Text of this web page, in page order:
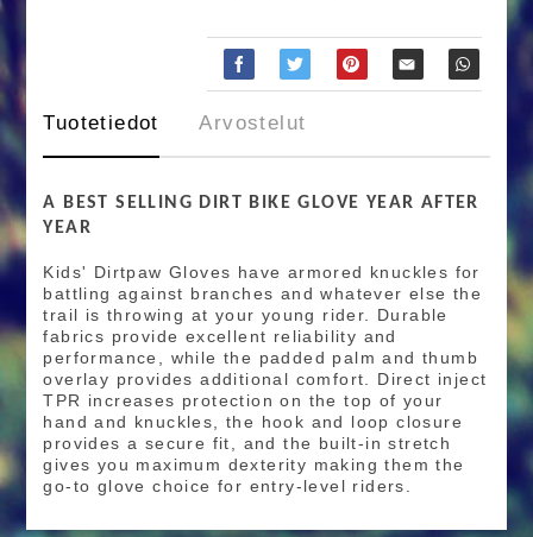
Tuotetiedot Arvostelut
A BEST SELLING DIRT BIKE GLOVE YEAR AFTER
YEAR
Kids' Dirtpaw Gloves have armored knuckles for
battling against branches and whatever else the
trail is throwing at your young rider. Durable
fabrics provide excellent reliability and
performance, while the padded palm and thumb
overlay provides additional comfort. Direct inject
TPR increases protection on the top of your
hand and knuckles, the hook and loop closure
provides a secure fit, and the built-in stretch
gives you maximum dexterity making them the
go-to glove choice for entry-level riders.